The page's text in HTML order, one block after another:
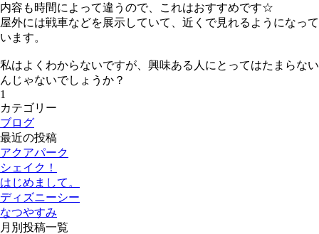
内容も時間によって違うので、これはおすすめです☆
屋外には戦車などを展示していて、近くで見れるようになって
います。
私はよくわからないですが、興味ある人にとってはたまらない
んじゃないでしょうか？
1
カテゴリー
ブログ
最近の投稿
アクアパーク
シェイク！
はじめまして。
ディズニーシー
なつやすみ
月別投稿一覧